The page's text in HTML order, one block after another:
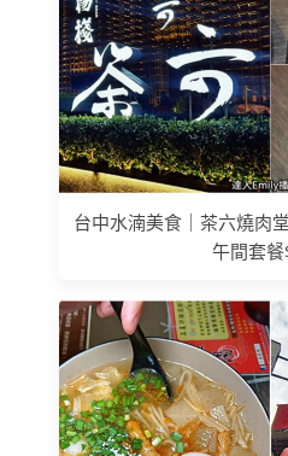
台中水湳美食｜茶六燒肉
午間套